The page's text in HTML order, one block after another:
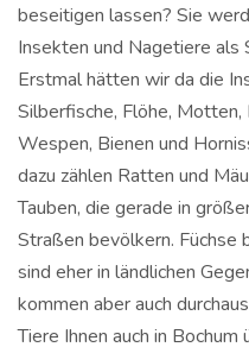
beseitigen lassen? Sie
Insekten und Nagetiere als
Erstmal hätten wir da die
Silberfische, Flöhe, Motten,
Wespen, Bienen und
dazu zählen Ratten und
Tauben, die gerade in
Straßen bevölkern. Füchse
sind eher in ländlichen
kommen aber auch
Tiere Ihnen auch in